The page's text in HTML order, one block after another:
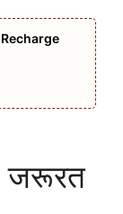
जरूरत